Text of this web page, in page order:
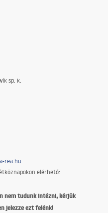
sp. k.
rea.hu
elérhető:
nem tudunk intézni, kérjük
jelezze ezt felénk!